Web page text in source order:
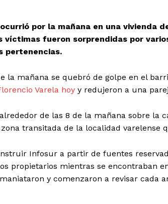
por la mañana en una vivienda
víctimas fueron sorprendidas por
pertenencias.
la mañana se quebró de golpe en el
Varela hoy y redujeron a una
de las 8 de la mañana sobre la
transitada de la localidad varelense
Infosur a partir de fuentes
propietarios mientras se encontraban
y comenzaron a revisar cada